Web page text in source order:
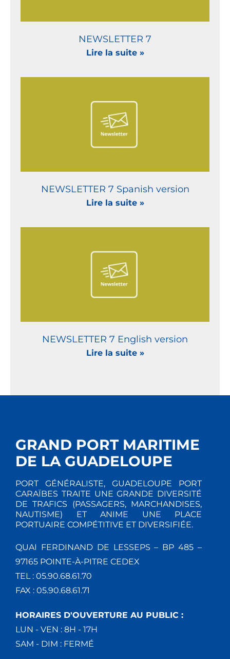
NEWSLETTER 7
Lire la suite »
NEWSLETTER 7 Spanish version
Lire la suite »
NEWSLETTER 7 English version
Lire la suite »
GRAND PORT MARITIME
DE LA GUADELOUPE
PORT GÉNÉRALISTE, GUADELOUPE PORT
CARAÏBES TRAITE UNE GRANDE DIVERSITÉ
DE TRAFICS (PASSAGERS, MARCHANDISES,
NAUTISME) ET ANIME UNE PLACE
PORTUAIRE COMPÉTITIVE ET DIVERSIFIÉE.
QUAI FERDINAND DE LESSEPS – BP 485 –
97165 POINTE-À-PITRE CEDEX
TEL : 05.90.68.61.70
FAX : 05.90.68.61.71
HORAIRES D'OUVERTURE AU PUBLIC :
LUN - VEN : 8H - 17H
SAM - DIM : FERMÉ